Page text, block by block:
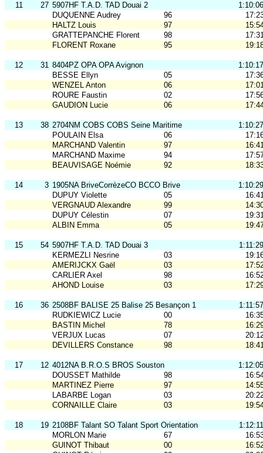
11 27 5907HF T.A.D. TAD Douai 2
1:10:06
DUQUENNE Audrey
96
HALTZ Louis
97
GRATTEPANCHE Florent
98
FLORENT Roxane
95
12 31 8404PZ OPA OPA Avignon
1:10:17
BESSE Ellyn
05
WENZEL Anton
06
ROURE Faustin
02
GAUDION Lucie
06
13 38 2704NM COBS COBS Seine Maritime
1:10:27
POULAIN Elsa
06
MARCHAND Valentin
97
MARCHAND Maxime
94
BEAUVISAGE Noémie
92
14 3 1905NA BriveCorrèzeCO BCCO Brive
1:10:29
DUPUY Violette
05
VERGNAUD Alexandre
99
DUPUY Célestin
07
ALBIN Emma
05
15 54 5907HF T.A.D. TAD Douai 3
1:11:29
KERMEZLI Nesrine
03
AMERIJCKX Gaël
03
CARLIER Axel
98
AHOND Louise
03
16 36 2508BF BALISE 25 Balise 25 Besançon 1
1:11:57
RUDKIEWICZ Lucie
00
BASTIN Michel
78
VERJUX Lucas
07
DEVILLERS Constance
98
17 12 4012NA B.R.O.S BROS Souston
1:12:05
DOUSSET Mathilde
98
MARTINEZ Pierre
97
LABARBE Logan
03
CORNAILLE Claire
03
18 19 2108BF Talant SO Talant Sport Orientation
1:12:11
MORLON Marie
67
GUINOT Thibaut
00